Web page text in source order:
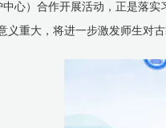
中心）合作开展活动，正是落
义重大，将进一步激发师生对